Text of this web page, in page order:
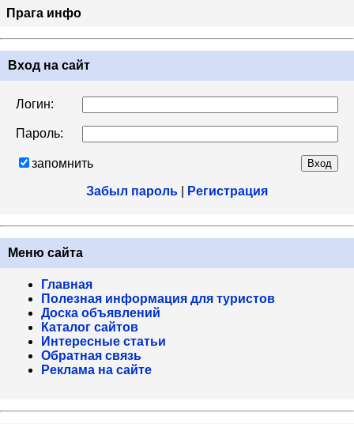
Прага инфо
Вход на сайт
Логин:
Пароль:
запомнить
Забыл пароль Регистрация
Меню сайта
Главная
Полезная информация для туристов
Доска объявлений
Каталог сайтов
Интересные статьи
Обратная связь
Реклама на сайте